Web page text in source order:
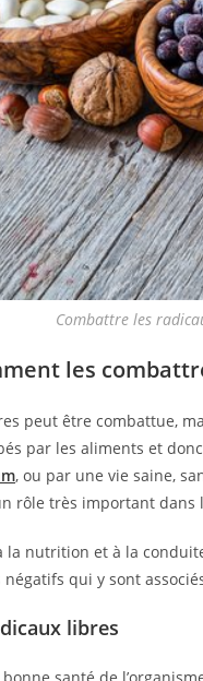
Combattre les
les
peut être combattue,
par les aliments et
, ou par une vie saine,
rôle très important
la nutrition et à la
qui y sont
libres